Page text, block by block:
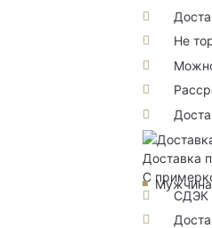
Не
Доставка
С
СДЭК